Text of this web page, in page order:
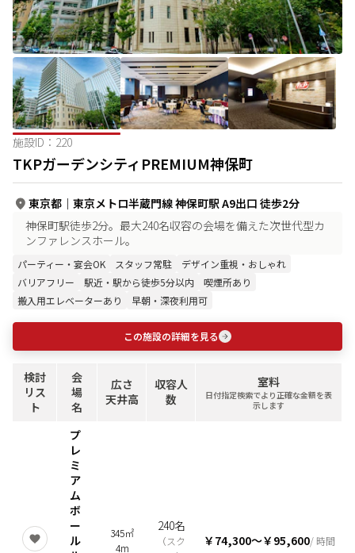
施設ID： 220
TKPガーデンシティPREMIUM神保町
東京都 ｜ 東京メトロ半蔵門線 神保町駅 A9出口 徒歩2分
神保町駅徒歩2分。最大240名収容の会場を備えた次世代型カ
ンファレンスホール。
パーティー・宴会OK スタッフ常駐
デザイン重視・おしゃれ
バリアフリー
駅近・駅から徒歩5分以内
喫煙所あり
搬入用エレベーターあり
早朝・深夜利用可
この施設の詳細を見る
検討
リス
ト
会
場
名
広さ
天井高
収容人
数
室料
日付指定検索でより正確な金額を表
示します
プ
レ
ミ
ア
ム
ボ
ー
ル
345㎡
4m
240名
（スク
￥74,300〜￥95,600/ 時間